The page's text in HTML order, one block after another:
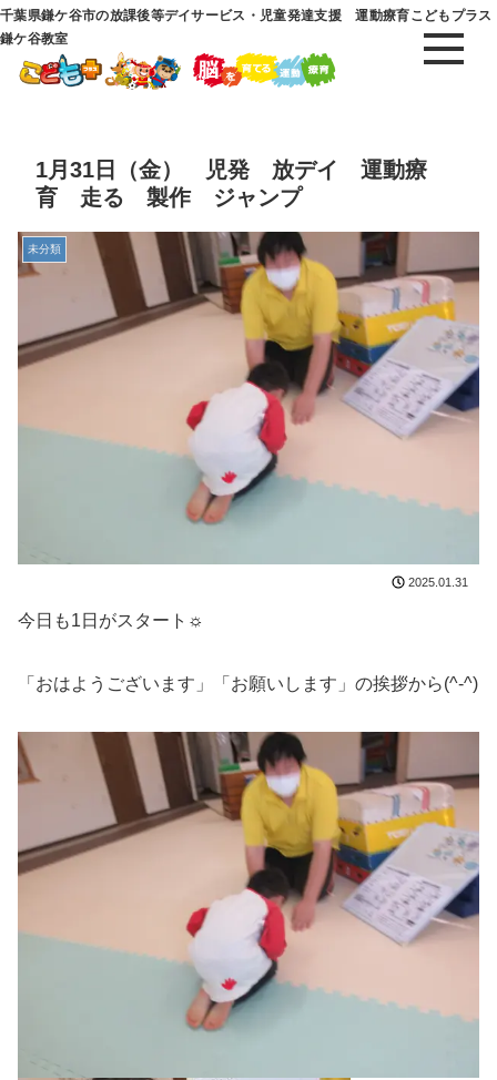
千葉県鎌ケ谷市の放課後等デイサービス・児童発達支援 運動療育こどもプラス
鎌ケ谷教室
1月31日（金） 児発 放デイ 運動療
育 走る 製作 ジャンプ
未分類
2025.01.31
今日も1日がスタート☼
「おはようございます」「お願いします」の挨拶から(^-^)